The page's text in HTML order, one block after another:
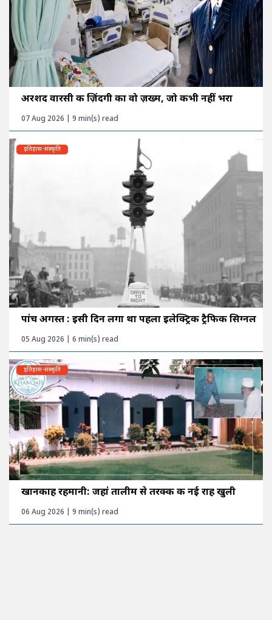
अरशद वारसी की ज़िंदगी का वो ज़ख्म, जो कभी नहीं भरा
07 Aug 2026 | 9 min(s) read
इतिहास-संस्कृति
पांच अगस्त : इसी दिन लगा था पहला इलेक्ट्रिक ट्रैफिक सिग्नल
05 Aug 2026 | 6 min(s) read
इतिहास-संस्कृति
खानकाह रहमानी: जहां तालीम से तरक्की की नई राह खुली
06 Aug 2026 | 9 min(s) read